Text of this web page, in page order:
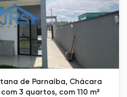
de Parnaíba, Chácara
3 quartos, com 110 m²